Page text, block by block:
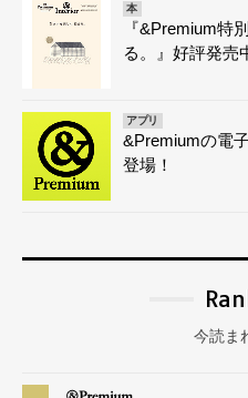
本
『&Premium特
る。』好評発売
アプリ
&Premiumの電
登場！
今読ま